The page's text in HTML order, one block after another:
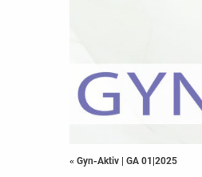
« Gyn-Aktiv | GA 01|2025